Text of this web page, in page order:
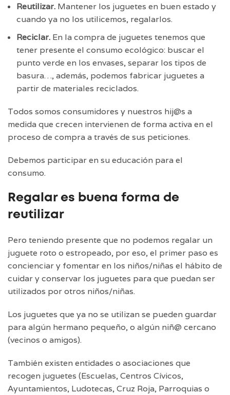
Reutilizar. Mantener los juguetes en buen estado y
cuando ya no los utilicemos, regalarlos.
Reciclar. En la compra de juguetes tenemos que
tener presente el consumo ecológico: buscar el
punto verde en los envases, separar los tipos de
basura…, además, podemos fabricar juguetes a
partir de materiales reciclados.
Todos somos consumidores y nuestros hij@s a
medida que crecen intervienen de forma activa en el
proceso de compra a través de sus peticiones.
Debemos participar en su educación para el
consumo.
Regalar es buena forma de
reutilizar
Pero teniendo presente que no podemos regalar un
juguete roto o estropeado, por eso, el primer paso es
concienciar y fomentar en los niños/niñas el hábito de
cuidar y conservar los juguetes para que puedan ser
utilizados por otros niños/niñas.
Los juguetes que ya no se utilizan se pueden guardar
para algún hermano pequeño, o algún niñ@ cercano
(vecinos o amigos).
También existen entidades o asociaciones que
recogen juguetes (Escuelas, Centros Cívicos,
Ayuntamientos, Ludotecas, Cruz Roja, Parroquias o